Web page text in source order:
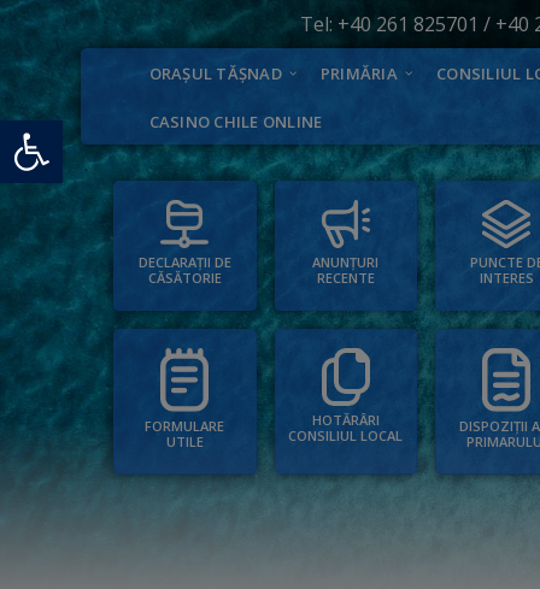
Deschide bara de unelte
Tel: +40 261 825701 / +40
ORAȘUL TĂȘNAD PRIMĂRIA CONSILIUL
CASINO CHILE ONLINE
DECLARAȚII DE
CĂSĂTORIE
ANUNȚURI
RECENTE
PUNCTE
INTERES
FORMULARE
UTILE
HOTĂRÂRI
CONSILIUL LOCAL
DISPOZIȚII